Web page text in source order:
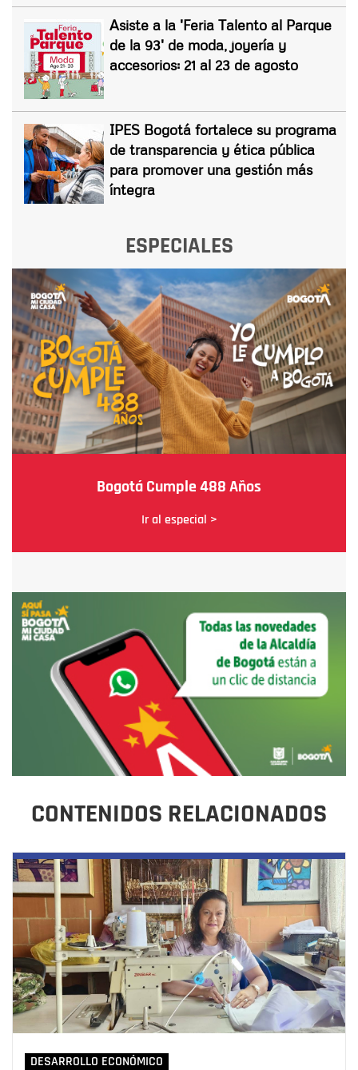
Asiste a la 'Feria Talento al Parque
de la 93' de moda, joyería y
accesorios: 21 al 23 de agosto
IPES Bogotá fortalece su programa
de transparencia y ética pública
para promover una gestión más
íntegra
ESPECIALES
Bogotá Cumple 488 Años
Ir al especial >
CONTENIDOS RELACIONADOS
DESARROLLO ECONÓMICO